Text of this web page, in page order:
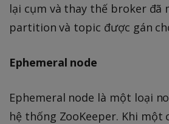
lại cụm và thay thế broker đã
partition và topic được gán
Ephemeral node
Ephemeral node là một loại
hệ thống ZooKeeper. Khi một